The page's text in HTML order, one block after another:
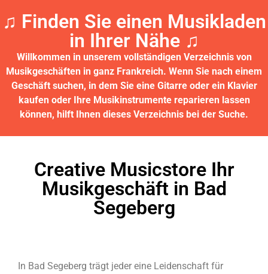
♫ Finden Sie einen Musikladen
in Ihrer Nähe ♫​
Willkommen in unserem vollständigen Verzeichnis von
Musikgeschäften in ganz Frankreich. Wenn Sie nach einem
Geschäft suchen, in dem Sie eine Gitarre oder ein Klavier
kaufen oder Ihre Musikinstrumente reparieren lassen
können, hilft Ihnen dieses Verzeichnis bei der Suche.
Creative Musicstore Ihr
Musikgeschäft in Bad
Segeberg
In Bad Segeberg trägt jeder eine Leidenschaft für